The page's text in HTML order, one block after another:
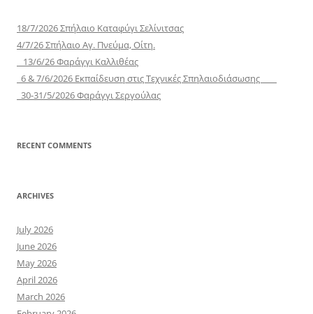
18/7/2026 Σπήλαιο Καταφύγι Σελίνιτσας
4/7/26 Σπήλαιο Αγ. Πνεύμα, Οίτη.
13/6/26 Φαράγγι Καλλιθέας
6 & 7/6/2026 Εκπαίδευση στις Τεχνικές Σπηλαιοδιάσωσης
30-31/5/2026 Φαράγγι Σεργούλας
RECENT COMMENTS
ARCHIVES
July 2026
June 2026
May 2026
April 2026
March 2026